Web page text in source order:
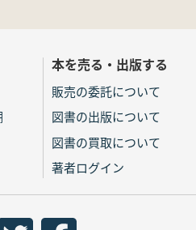
本を売る・出版する
販売の委託について
図書の出版について
図書の買取について
著者ログイン